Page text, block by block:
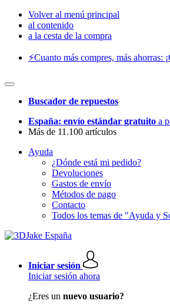
Volver al menú principal
al contenido
a la cesta de la compra
⚡️Cuanto más compres, más
Buscador de repuestos
España: envío estándar gratuito a
Más de 11.100 artículos
Ayuda
¿Dónde está mi pedido?
Devoluciones
Gastos de envío
Métodos de pago
Contacto
Todos los temas de "Ayuda y
Iniciar sesión
Iniciar sesión ahora
¿Eres un nuevo usuario?